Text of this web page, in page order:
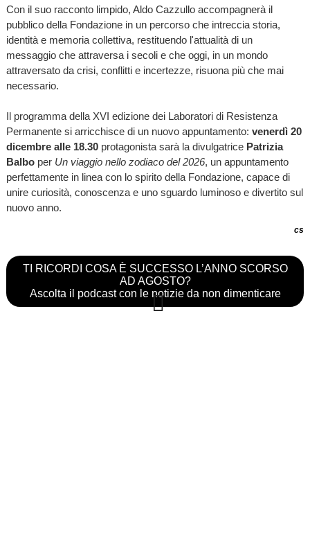
Con il suo racconto limpido, Aldo Cazzullo accompagnerà il
pubblico della Fondazione in un percorso che intreccia storia,
identità e memoria collettiva, restituendo l'attualità di un
messaggio che attraversa i secoli e che oggi, in un mondo
attraversato da crisi, conflitti e incertezze, risuona più che mai
necessario.
Il programma della XVI edizione dei Laboratori di Resistenza
Permanente si arricchisce di un nuovo appuntamento: venerdì 20
dicembre alle 18.30protagonista sarà la divulgatrice Patrizia
Balboper Un viaggio nello zodiaco del 2026, un appuntamento
perfettamente in linea con lo spirito della Fondazione, capace di
unire curiosità, conoscenza e uno sguardo luminoso e divertito sul
nuovo anno.
cs
TI RICORDI COSA È SUCCESSO L’ANNO SCORSO
AD AGOSTO?
Ascolta il podcast con le notizie da non dimenticare